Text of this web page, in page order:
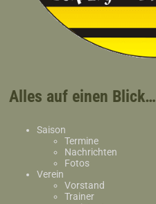
Alles auf einen Blick…
Saison
Termine
Nachrichten
Fotos
Verein
Vorstand
Trainer